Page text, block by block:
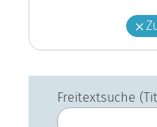
Freitextsuche